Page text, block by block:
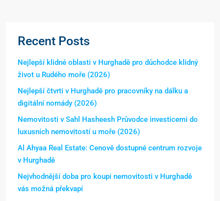
Recent Posts
Nejlepší klidné oblasti v Hurghadě pro důchodce klidný
život u Rudého moře (2026)
Nejlepší čtvrti v Hurghadě pro pracovníky na dálku a
digitální nomády (2026)
Nemovitosti v Sahl Hasheesh Průvodce investicemi do
luxusních nemovitostí u moře (2026)
Al Ahyaa Real Estate: Cenově dostupné centrum rozvoje
v Hurghadě
Nejvhodnější doba pro koupi nemovitosti v Hurghadě
vás možná překvapí